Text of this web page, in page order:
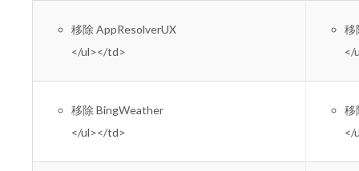
移除 AppResolverUX
</ul></td>
移
</
移除 BingWeather
</ul></td>
移
</